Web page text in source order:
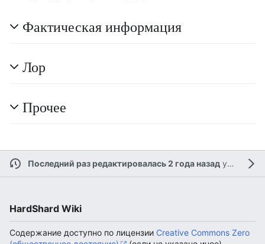
Фактическая информация
Лор
Прочее
Последний раз редактировалась 2 года назадучастником
HardShard Wiki
Содержание доступно по лицензии Creative Commons Zero